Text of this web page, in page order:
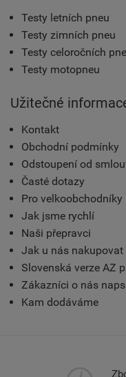
Testy letních pneu
Testy zimních pneu
Testy celoročních
Testy motopneu
Užitečné
Kontakt
Obchodní podmínky
Odstoupení od
Časté dotazy
Pro velkoobchodníky
Jak jsme rychlí
Naši přepravci
Jak u nás nakupovat
Slovenská verze AZ
Zákazníci o nás
Kam dodáváme